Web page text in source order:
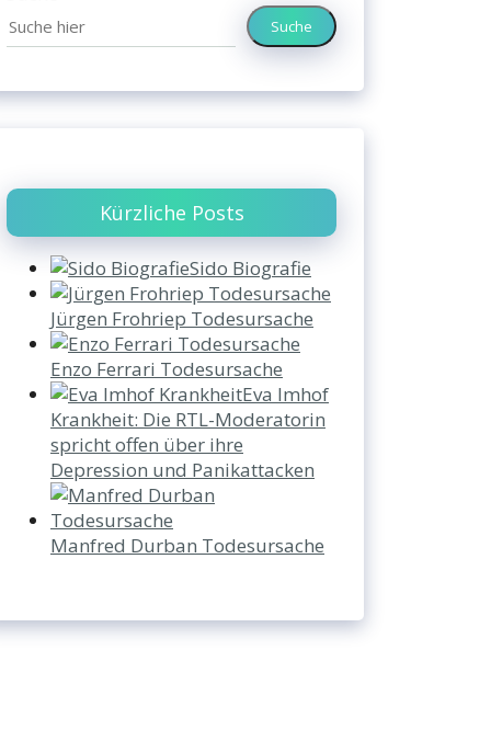
Suche
Kürzliche Posts
Sido Biografie
Jürgen Frohriep Todesursache
Enzo Ferrari Todesursache
Eva Imhof
Krankheit: Die RTL-Moderatorin
spricht offen über ihre
Depression und Panikattacken
Manfred Durban Todesursache